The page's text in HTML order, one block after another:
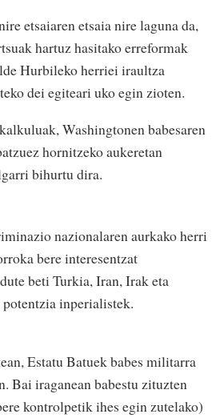
etsaiaren etsaia nire laguna da,
hartuz hasitako erreformak
Hurbileko herriei iraultza
dei egiteari uko egin zioten.
Washingtonen babesaren
hornitzeko aukeretan
bihurtu dira.
nazionalaren aurkako herri
bere interesentzat
beti Turkia, Iran, Irak eta
inperialistek.
Estatu Batuek babes militarra
Bai iraganean babestu zituzten
kontrolpetik ihes egin zutelako)